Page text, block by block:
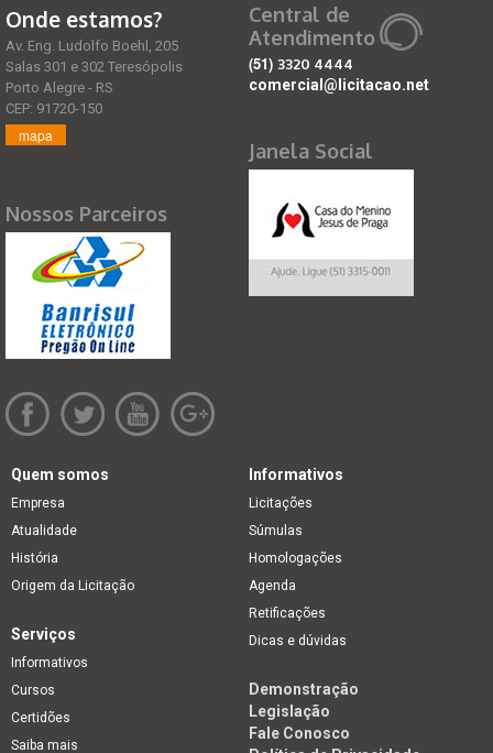
Onde estamos?
Av. Eng. Ludolfo Boehl, 205
Salas 301 e 302 Teresópolis
Porto Alegre - RS
CEP: 91720-150
mapa
Nossos Parceiros
Central de
Atendimento
(51) 3320 4444
comercial@licitacao.net
Janela Social
Quem somos
Empresa
Atualidade
História
Origem da Licitação
Informativos
Licitações
Súmulas
Homologações
Agenda
Retificações
Dicas e dúvidas
Serviços
Informativos
Cursos
Certidões
Saiba mais
Demonstração
Legislação
Fale Conosco